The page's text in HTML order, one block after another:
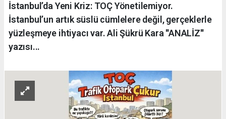
İstanbul’da Yeni Kriz: TOÇ Yönetilemiyor.
İstanbul’un artık süslü cümlelere değil, gerçeklerle
yüzleşmeye ihtiyacı var. Ali Şükrü Kara ''ANALİZ''
yazısı...